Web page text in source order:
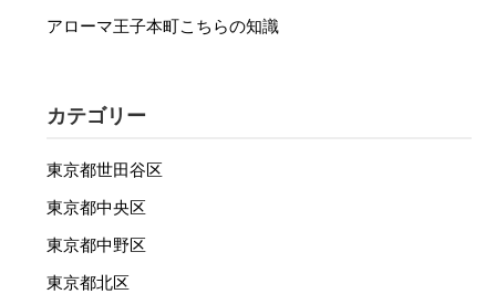
アローマ王子本町こちらの知識
カテゴリー
東京都世田谷区
東京都中央区
東京都中野区
東京都北区